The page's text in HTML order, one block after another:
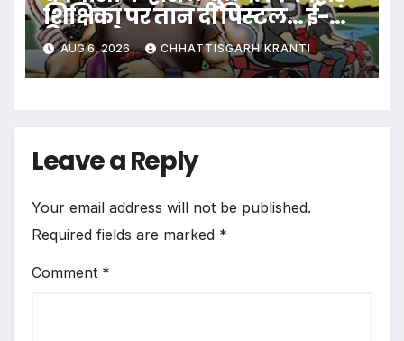
शिक्षिका पर तान दी पिस्टल… ई-
रिक्शा रोककर लूट…
AUG 6, 2026 CHHATTISGARH KRANTI
Leave a Reply
Your email address will not be published.
Required fields are marked *
Comment *